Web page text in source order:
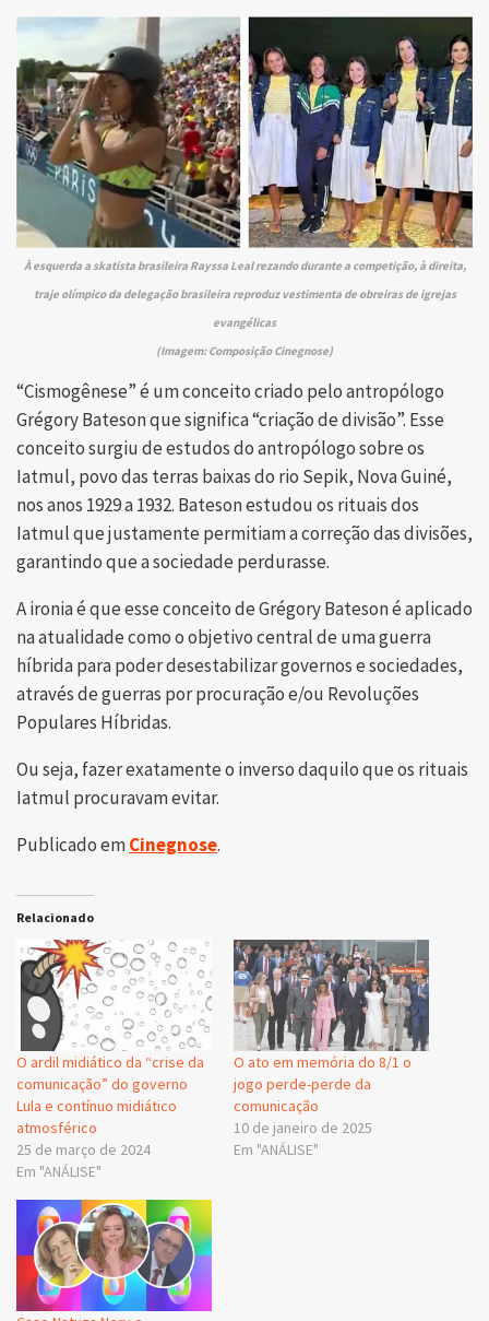
À esquerda a skatista brasileira Rayssa Leal rezando durante a competição, à direita,
traje olímpico da delegação brasileira reproduz vestimenta de obreiras de igrejas
evangélicas
(Imagem: Composição Cinegnose)
“Cismogênese” é um conceito criado pelo antropólogo
Grégory Bateson que significa “criação de divisão”. Esse
conceito surgiu de estudos do antropólogo sobre os
Iatmul, povo das terras baixas do rio Sepik, Nova Guiné,
nos anos 1929 a 1932. Bateson estudou os rituais dos
Iatmul que justamente permitiam a correção das divisões,
garantindo que a sociedade perdurasse.
A ironia é que esse conceito de Grégory Bateson é aplicado
na atualidade como o objetivo central de uma guerra
híbrida para poder desestabilizar governos e sociedades,
através de guerras por procuração e/ou Revoluções
Populares Híbridas.
Ou seja, fazer exatamente o inverso daquilo que os rituais
Iatmul procuravam evitar.
Publicado emCinegnose.
Relacionado
O ardil midiático da “crise da
comunicação” do governo
Lula e contínuo midiático
atmosférico
25 de março de 2024
Em "ANÁLISE"
O ato em memória do 8/1 o
jogo perde-perde da
comunicação
10 de janeiro de 2025
Em "ANÁLISE"